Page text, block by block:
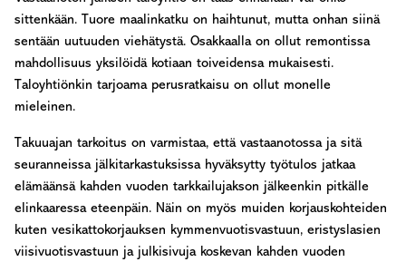
sittenkään. Tuore maalinkatku on haihtunut, mutta onhan siinä
sentään uutuuden viehätystä. Osakkaalla on ollut remontissa
mahdollisuus yksilöidä kotiaan toiveidensa mukaisesti.
Taloyhtiönkin tarjoama perusratkaisu on ollut monelle
mieleinen.
Takuuajan tarkoitus on varmistaa, että vastaanotossa ja sitä
seuranneissa jälkitarkastuksissa hyväksytty työtulos jatkaa
elämäänsä kahden vuoden tarkkailujakson jälkeenkin pitkälle
elinkaaressa eteenpäin. Näin on myös muiden korjauskohteiden
kuten vesikattokorjauksen kymmenvuotisvastuun, eristyslasien
viisivuotisvastuun ja julkisivuja koskevan kahden vuoden